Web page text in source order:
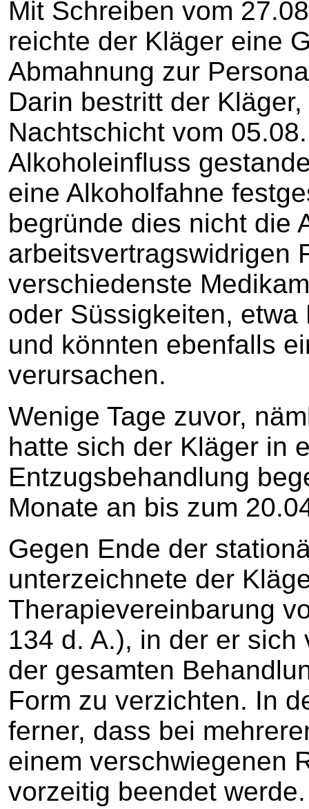
Mit Schreiben vom
reichte der Kläger eine
Abmahnung zur
Darin bestritt der
Nachtschicht vom
Alkoholeinfluss
eine Alkoholfahne
begründe dies nicht die
arbeitsvertragswidrigen
verschiedenste
oder Süssigkeiten,
und könnten ebenfalls
verursachen.
Wenige Tage zuvor,
hatte sich der Kläger in
Entzugsbehandlung
Monate an bis zum
Gegen Ende der
unterzeichnete der
Therapievereinbarung
134 d. A.), in der er
der gesamten
Form zu verzichten. In
ferner, dass bei
einem verschwiegenen
vorzeitig beendet werde.